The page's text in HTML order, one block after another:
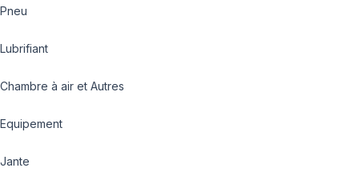
Pneu
Lubrifiant
Chambre à air et Autres
Equipement
Jante